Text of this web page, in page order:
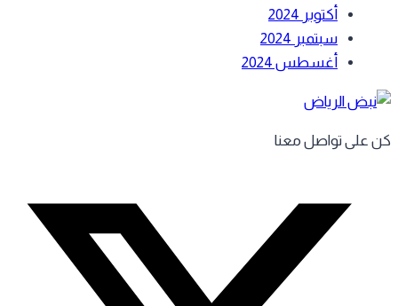
أكتوبر 2024
سبتمبر 2024
أغسطس 2024
على تواصل معنا